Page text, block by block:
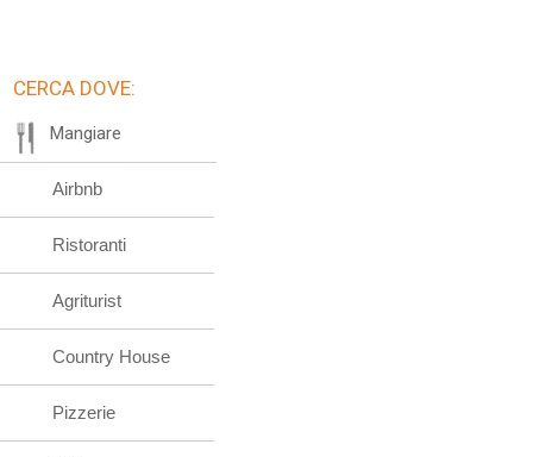
CERCA DOVE:
Mangiare
Airbnb
Ristoranti
Agriturist
Country House
Pizzerie